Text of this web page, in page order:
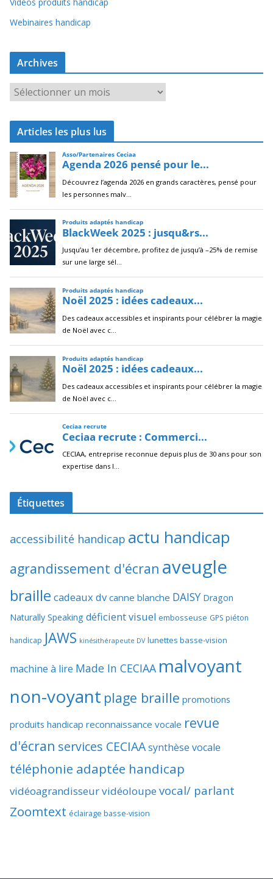
Webinaires handicap
Archives
r
c
i
v
e
s
Articles les plus lus
Étiquettes
accessibilité handicap actu handicap
agrandissement d'écran aveugle
braille cadeaux dv canne blanche DAISY Dragon
Naturally Speaking déficient visuel embosseuse GPS piéton
handicap JAWS kinésithérapeute DV lunettes basse-vision
machine à lire Made In CECIAA malvoyant
non-voyant plage braille promotions
produits handicap reconnaissance vocale revue
d'écran services CECIAAsynthèse vocale
téléphonie adaptée handicap
vidéoagrandisseurvidéoloupevocal/ parlant
Zoomtext éclairage basse-vision